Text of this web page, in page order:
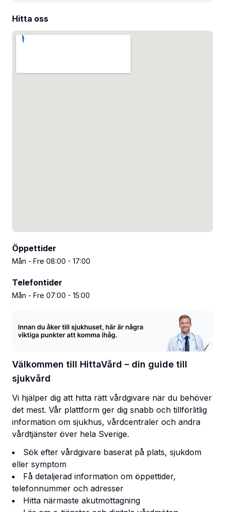
Hitta oss
Öppettider
Mån - Fre 08:00 - 17:00
Telefontider
Mån - Fre 07:00 - 15:00
Välkommen till HittaVård – din guide till
sjukvård
Vi hjälper dig att hitta rätt vårdgivare när du behöver
det mest. Vår plattform ger dig snabb och tillförlitlig
information om sjukhus, vårdcentraler och andra
vårdtjänster över hela Sverige.
Sök efter vårdgivare baserat på plats, sjukdom
eller symptom
Få detaljerad information om öppettider,
telefonnummer och adresser
Hitta närmaste akutmottagning